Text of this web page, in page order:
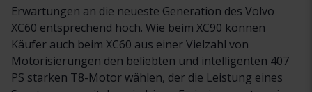
Erwartungen an die neueste Generation des Volvo
XC60 entsprechend hoch. Wie beim XC90 können
Käufer auch beim XC60 aus einer Vielzahl von
Motorisierungen den beliebten und intelligenten 407
PS starken T8-Motor wählen, der die Leistung eines